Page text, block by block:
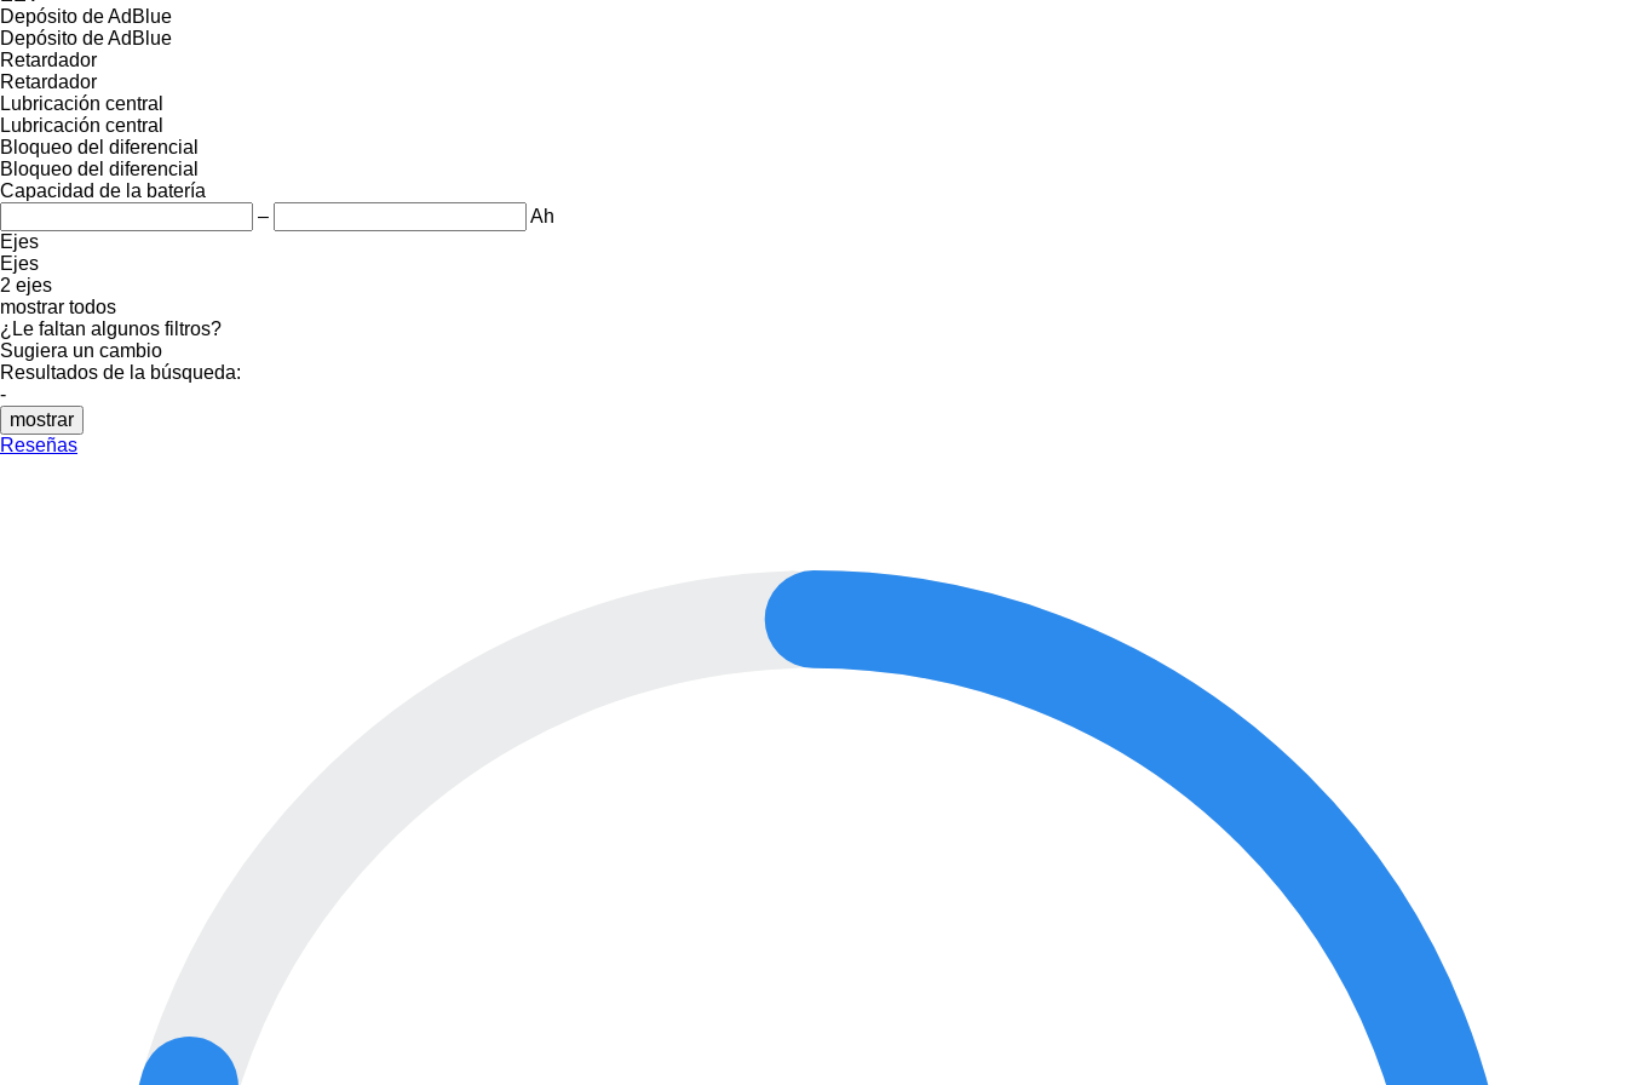
Depósito de AdBlue
Depósito de AdBlue
Retardador
Retardador
Lubricación central
Lubricación central
Bloqueo del diferencial
Bloqueo del diferencial
Capacidad de la batería
–
Ah
Ejes
Ejes
2 ejes
mostrar todos
¿Le faltan algunos filtros?
Sugiera un cambio
Resultados de la búsqueda:
-
mostrar
Reseñas